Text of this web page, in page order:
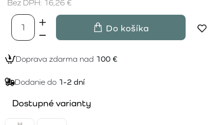
Bez DPH: 16,26 €
Do košíka
Doprava zdarma nad 100 €
Dodanie do 1-2 dní
Dostupné varianty